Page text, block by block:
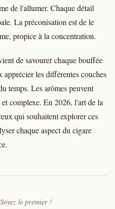
de l'allumer. Chaque détail
La préconisation est de le
propice à la concentration.
de savourer chaque bouffée
les différentes couches
temps. Les arômes peuvent
complexe. En 2026, l'art de la
qui souhaitent explorer ces
chaque aspect du cigare
le premier !